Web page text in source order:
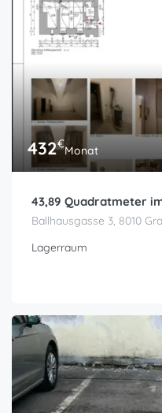
432€Monat
43,89 Quadratmeter
Ballhausgasse 3, 8010
Lagerraum